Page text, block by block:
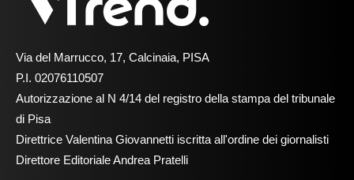
Via del Marrucco, 17, Calcinaia, PISA
P.I. 02076110507
Autorizzazione al N 4/14 del registro della stampa del tribunale
di Pisa
Direttrice Valentina Giovannetti iscritta all'ordine dei giornalisti
Direttore Editoriale Andrea Pratelli